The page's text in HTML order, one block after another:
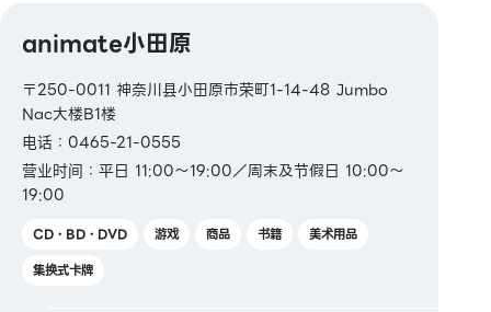
animate小田原
〒250-0011 神奈川县小田原市荣町1-14-48 Jumbo
Nac大楼B1楼
电话：0465-21-0555
营业时间：平日 11:00～19:00／周末及节假日 10:00～
19:00
CD・BD・DVD 游戏 商品 书籍
美术用品
集换式卡牌